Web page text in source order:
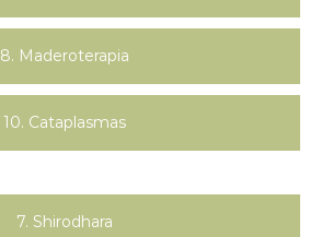
8. Maderoterapia
10. Cataplasmas
7. Shirodhara